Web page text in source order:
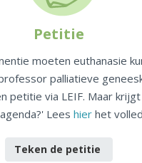
Petitie
moeten euthanasie
palliatieve
petitie via LEIF. Maar
Lees hierhet
Teken de petitie